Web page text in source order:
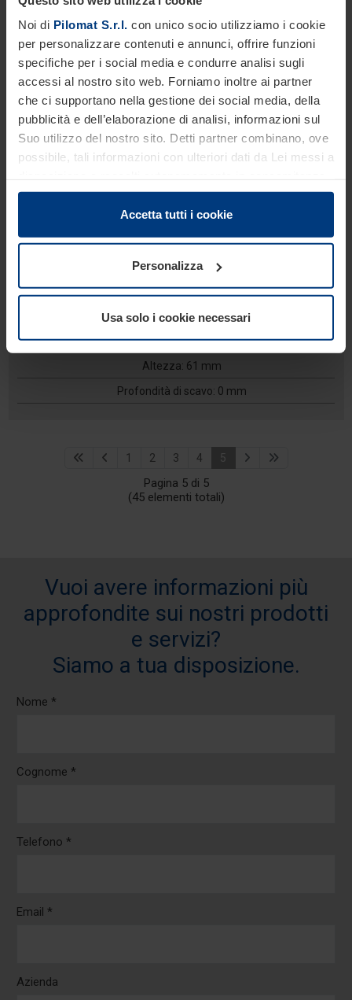
Noi di Pilomat S.r.l. con unico socio utilizziamo i cookie
per personalizzare contenuti e annunci, offrire funzioni
specifiche per i social media e condurre analisi sugli
accessi al nostro sito web. Forniamo inoltre ai partner
che ci supportano nella gestione dei social media, della
pubblicità e dell’elaborazione di analisi, informazioni sul
Suo utilizzo del nostro sito. Detti partner combinano, ove
possibile, tali informazioni con ulteriori dati da Lei messi a
con il Suo impiego dei servizi offerti.
Le disposizioni di legge ci autorizzano a salvare i cookie
sul Suo dispositivo in tutti quei casi in cui essi sono
sito. Per tutti gli altri tipi di cookie, necessitiamo del Suo
consenso. Lei ha comunque facoltà di modificare o
Accetta tutti i cookie
Personalizza
Usa solo i cookie necessari
Altezza: 500 mm
Profondità di scavo: 900 mm
TYRE KILLER SMALL
Linea Alta Sicurezza
Tyre Killer meccanico fora-pneumatici per veicoli
Altezza 61 mm
Altezza: 61 mm
Profondità di scavo: 0 mm
1 2 3 4 5
Pagina 5 di 5
(45 elementi totali)
Vuoi avere informazioni più
approfondite sui nostri prodotti
e servizi?
Siamo a tua disposizione.
Nome *
Cognome *
Telefono *
Email *
Azienda